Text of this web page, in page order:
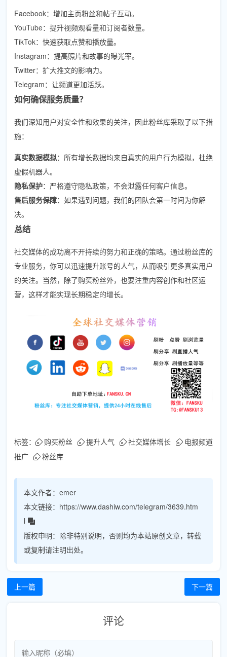
Facebook：增加主页粉丝和帖子互动。
YouTube：提升视频观看量和订阅者数量。
TikTok：快速获取点赞和播放量。
Instagram：提高照片和故事的曝光率。
Twitter：扩大推文的影响力。
Telegram：让频道更加活跃。
如何确保服务质量？
我们深知用户对安全性和效果的关注，因此粉丝库采取了以下措
施：
真实数据模拟：所有增长数据均来自真实的用户行为模拟，杜绝
虚假机器人。
隐私保护：严格遵守隐私政策，不会泄露任何客户信息。
售后服务保障：如果遇到问题，我们的团队会第一时间为你解
决。
总结
社交媒体的成功离不开持续的努力和正确的策略。通过粉丝库的
专业服务，你可以迅速提升账号的人气，从而吸引更多真实用户
的关注。当然，除了购买粉丝外，也要注重内容创作和社区运
营，这样才能实现长期稳定的增长。
标签： 购买粉丝 提升人气 社交媒体增长
电报频道
推广
粉丝库
本文作者： emer
本文链接： https://www.dashiw.com/telegram/3639.htm
l
版权申明： 除非特别说明，否则均为本站原创文章，转载
或复制请注明出处。
上一篇 下一篇
评论